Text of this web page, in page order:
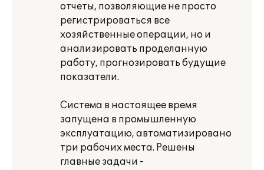
отчеты, позволяющие не просто
регистрироваться все
хозяйственные операции, но и
анализировать проделанную
работу, прогнозировать будущие
показатели.
Система в настоящее время
запущена в промышленную
эксплуатацию, автоматизировано
три рабочих места. Решены
главные задачи -